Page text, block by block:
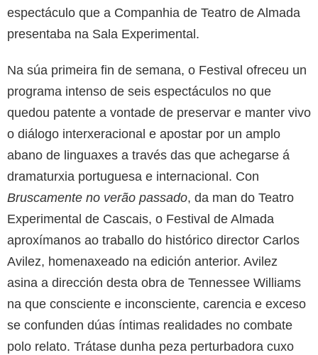
espectáculo que a Companhia de Teatro de Almada
presentaba na Sala Experimental.
Na súa primeira fin de semana, o Festival ofreceu un
programa intenso de seis espectáculos no que
quedou patente a vontade de preservar e manter vivo
o diálogo interxeracional e apostar por un amplo
abano de linguaxes a través das que achegarse á
dramaturxia portuguesa e internacional. Con
Bruscamente no verão passado, da man do Teatro
Experimental de Cascais, o Festival de Almada
aproxímanos ao traballo do histórico director Carlos
Avilez, homenaxeado na edición anterior. Avilez
asina a dirección desta obra de Tennessee Williams
na que consciente e inconsciente, carencia e exceso
se confunden dúas íntimas realidades no combate
polo relato. Trátase dunha peza perturbadora cuxo